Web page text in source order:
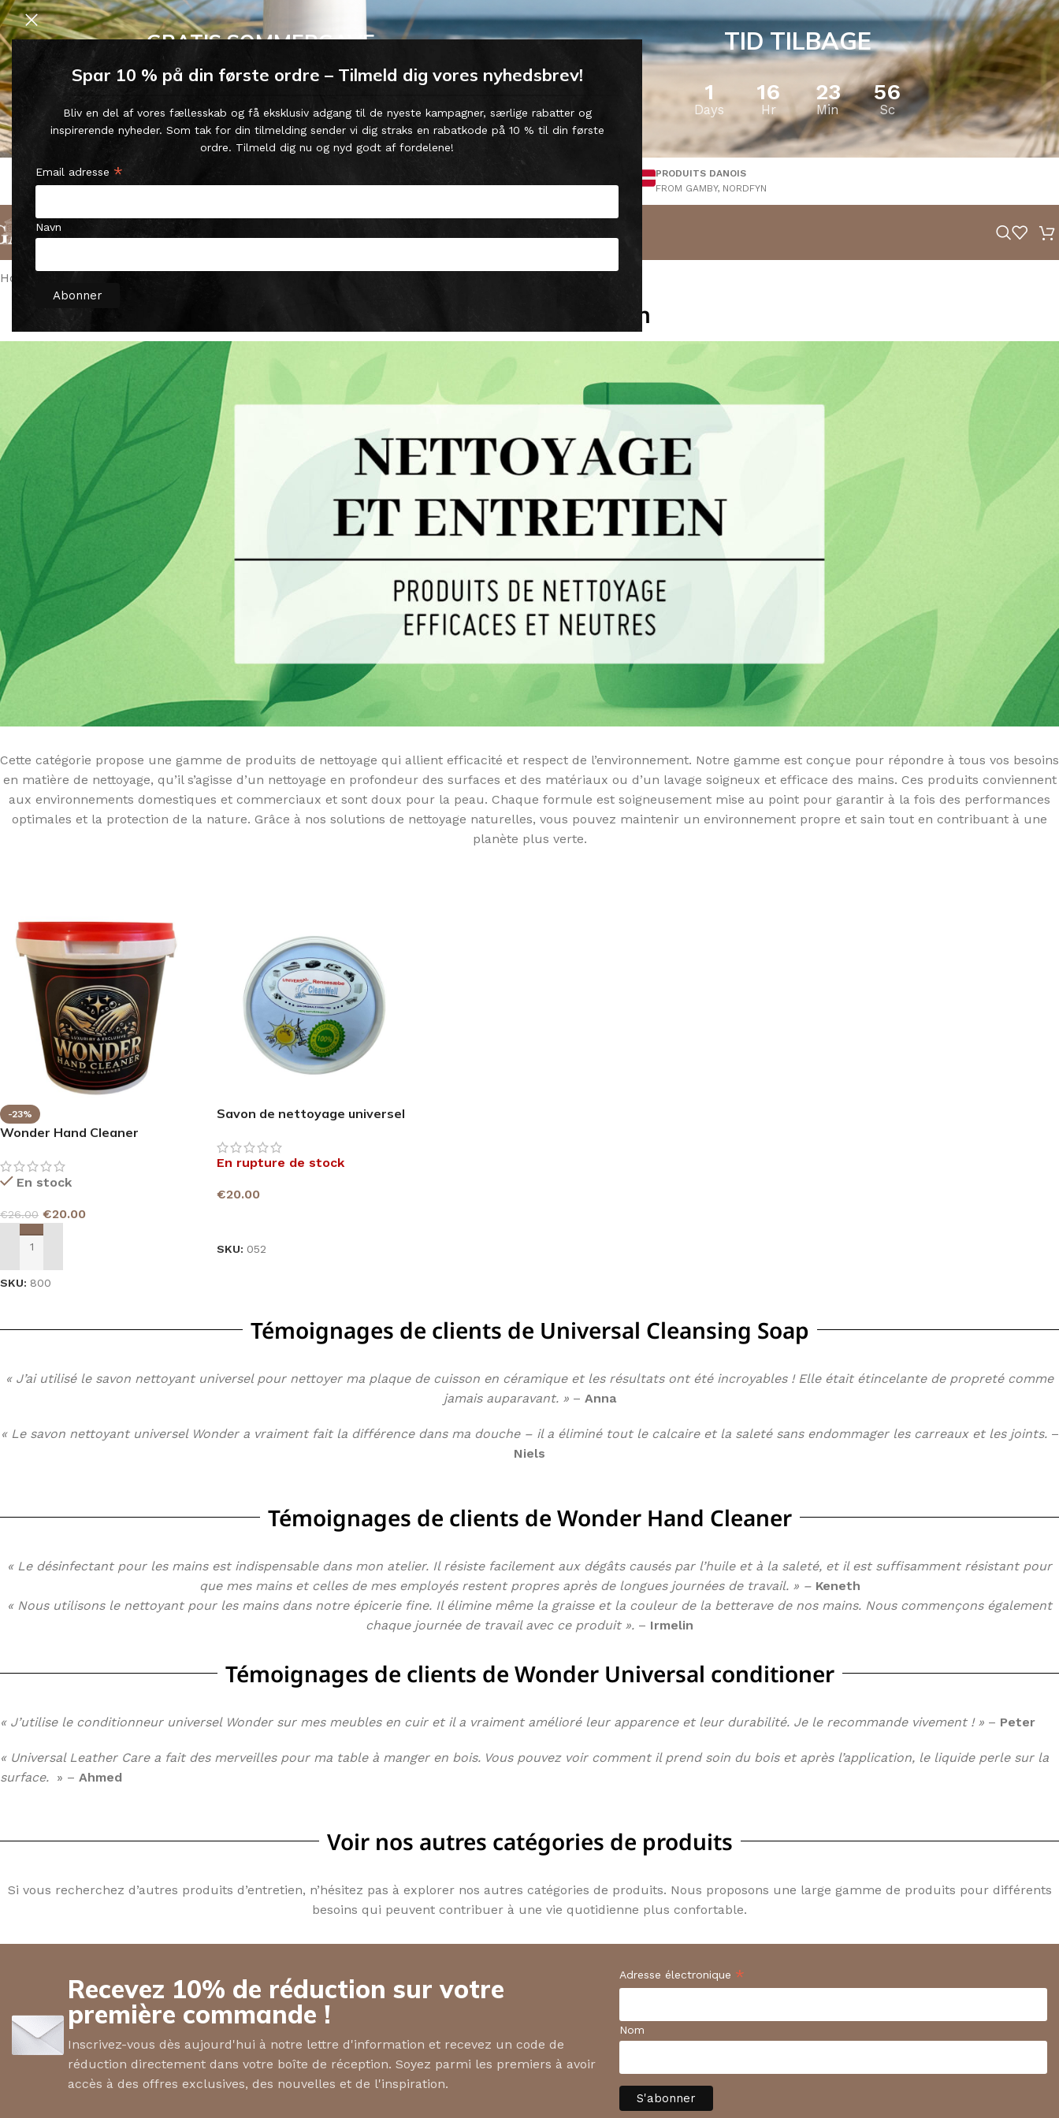
Spar 10 % på din første ordre – Tilmeld dig vores nyhedsbrev!
Bliv en del af vores fællesskab og få eksklusiv adgang til de nyeste kampagner, særlige rabatter og
inspirerende nyheder. Som tak for din tilmelding sender vi dig straks en rabatkode på 10 % til din første
ordre. Tilmeld dig nu og nyd godt af fordelene!
Email adresse *
Navn
GRATIS SOMMERGAVE
Køb for min. 600 kr.
– og få en GRATIS Blue Wonder Kropspleje Roll-on med 💙
🎁 Gælder til og med d. 9. august
TID TILBAGE
1
Days
16
Hr
23
Min
55
Sc
LIVRAISON RAPIDE
1-5 JOURS OUVRABLES
V. Achat de +500,-
PRODUITS DANOIS
FROM GAMBY, NORDFYN
SOINS RAFRAÎCHISSANTS ET APAISANTS POUR LE CORPS
Sensation d'apaisement
Détente et bien-être
Une expérience confortable dans l'inconfort
Sensation agréable dans les jambes
Rafraîchissement confortable
Produit cosmétique
Home
Nettoyage et entretien
Cette catégorie propose une gamme de produits de nettoyage qui allient efficacité et respect de l’environnement. Notre gamme est conçue pour répondre à tous vos besoins
en matière de nettoyage, qu’il s’agisse d’un nettoyage en profondeur des surfaces et des matériaux ou d’un lavage soigneux et efficace des mains. Ces produits conviennent
aux environnements domestiques et commerciaux et sont doux pour la peau. Chaque formule est soigneusement mise au point pour garantir à la fois des performances
optimales et la protection de la nature. Grâce à nos solutions de nettoyage naturelles, vous pouvez maintenir un environnement propre et sain tout en contribuant à une
planète plus verte.
-23%
Wonder Hand Cleaner
En stock
€26.00 €20.00
AJOUTER AU PANIER
SKU: 800
Savon de nettoyage universel
En rupture de stock
€20.00
SKU: 052
Témoignages de clients de Universal Cleansing Soap
« J’ai utilisé le savon nettoyant universel pour nettoyer ma plaque de cuisson en céramique et les résultats ont été incroyables ! Elle était étincelante de propreté comme
jamais auparavant. »– Anna
« Le savon nettoyant universel Wonder a vraiment fait la différence dans ma douche – il a éliminé tout le calcaire et la saleté sans endommager les carreaux et les joints.–
Niels
Témoignages de clients de Wonder Hand Cleaner
« Le désinfectant pour les mains est indispensable dans mon atelier. Il résiste facilement aux dégâts causés par l’huile et à la saleté, et il est suffisamment résistant pour
que mes mains et celles de mes employés restent propres après de longues journées de travail. » – Keneth
« Nous utilisons le nettoyant pour les mains dans notre épicerie fine. Il élimine même la graisse et la couleur de la betterave de nos mains. Nous commençons également
chaque journée de travail avec ce produit ». – Irmelin
Témoignages de clients de Wonder Universal conditioner
« J’utilise le conditionneur universel Wonder sur mes meubles en cuir et il a vraiment amélioré leur apparence et leur durabilité. Je le recommande vivement ! » – Peter
« Universal Leather Care a fait des merveilles pour ma table à manger en bois. Vous pouvez voir comment il prend soin du bois et après l’application, le liquide perle sur la
surface. » – Ahmed
Voir nos autres catégories de produits
Si vous recherchez d’autres produits d’entretien, n’hésitez pas à explorer nos autres catégories de produits. Nous proposons une large gamme de produits pour différents
besoins qui peuvent contribuer à une vie quotidienne plus confortable.
Recevez 10% de réduction sur votre
première commande !
Inscrivez-vous dès aujourd'hui à notre lettre d'information et recevez un code de
réduction directement dans votre boîte de réception. Soyez parmi les premiers à avoir
accès à des offres exclusives, des nouvelles et de l'inspiration.
Adresse électronique *
Nom